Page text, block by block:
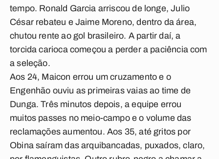
tempo. Ronald Garcia arriscou de longe, Julio
César rebateu e Jaime Moreno, dentro da área,
chutou rente ao gol brasileiro. A partir daí, a
torcida carioca começou a perder a paciência com
a seleção.
Aos 24, Maicon errou um cruzamento e o
Engenhão ouviu as primeiras vaias ao time de
Dunga. Três minutos depois, a equipe errou
muitos passes no meio-campo e o volume das
reclamações aumentou. Aos 35, até gritos por
Obina saíram das arquibancadas, puxados, claro,